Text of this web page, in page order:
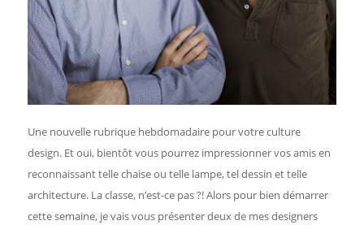
Une nouvelle rubrique hebdomadaire pour votre culture
design. Et oui, bientôt vous pourrez impressionner vos amis en
reconnaissant telle chaise ou telle lampe, tel dessin et telle
architecture. La classe, n’est-ce pas ?! Alors pour bien démarrer
cette semaine, je vais vous présenter deux de mes designers